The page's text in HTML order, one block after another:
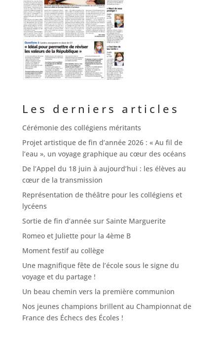
Les derniers articles
Cérémonie des collégiens méritants
Projet artistique de fin d’année 2026 : « Au fil de
l’eau », un voyage graphique au cœur des océans
De l’Appel du 18 juin à aujourd’hui : les élèves au
cœur de la transmission
Représentation de théâtre pour les collégiens et
lycéens
Sortie de fin d’année sur Sainte Marguerite
Romeo et Juliette pour la 4ème B
Moment festif au collège
Une magnifique fête de l’école sous le signe du
voyage et du partage !
Un beau chemin vers la première communion
Nos jeunes champions brillent au Championnat de
France des Échecs des Écoles !